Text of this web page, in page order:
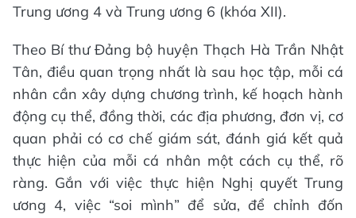
Trung ương 4 và Trung ương 6 (khóa XII).
Theo Bí thư Đảng bộ huyện Thạch Hà Trần Nhật
Tân, điều quan trọng nhất là sau học tập, mỗi cá
nhân cần xây dựng chương trình, kế hoạch hành
động cụ thể, đồng thời, các địa phương, đơn vị, cơ
quan phải có cơ chế giám sát, đánh giá kết quả
thực hiện của mỗi cá nhân một cách cụ thể, rõ
ràng. Gắn với việc thực hiện Nghị quyết Trung
ương 4, việc “soi mình” để sửa, để chỉnh đốn